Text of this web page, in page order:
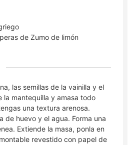
de Zumo de limón
las semillas de la vainilla y el
la mantequilla y amasa todo
una textura arenosa.
de huevo y el agua. Forma una
Extiende la masa, ponla en
revestido con papel de